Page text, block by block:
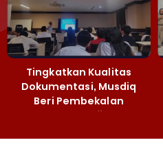
Tingkatkan Kualitas
Dokumentasi, Musdiq
Beri Pembekalan
Fotografi ‎